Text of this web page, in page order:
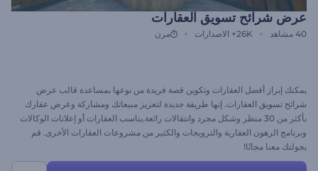
عرض شرائح تسويق العقارات
40 مشاهد 26K+ الاصدارات مرن
يمكنك إبراز أفضل العقارات وتكوين قصة فريدة من نوعها بمساعدة قالب عرض
شرائح تسويق العقارات. إنها طريقة جديدة لتعزيز مبيعاتك ومشاركة وعرض عقارك
بأكثر من 30 منظر وشكل مجرد وانتقالات رائعة.يناسب العقارات أو إعلانات الوكالات
وبرنامج الرهون العقارية والترويجات والكثير من مشروعات العقارات الأخرى. قم
بجولتك معنا مجانًا!